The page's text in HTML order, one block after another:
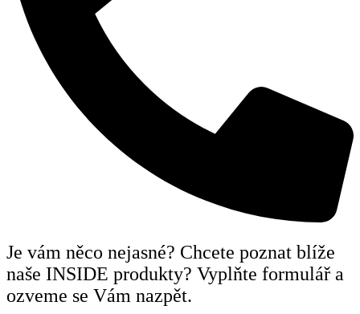
Je vám něco nejasné? Chcete poznat blíže
naše INSIDE produkty? Vyplňte formulář a
ozveme se Vám nazpět.